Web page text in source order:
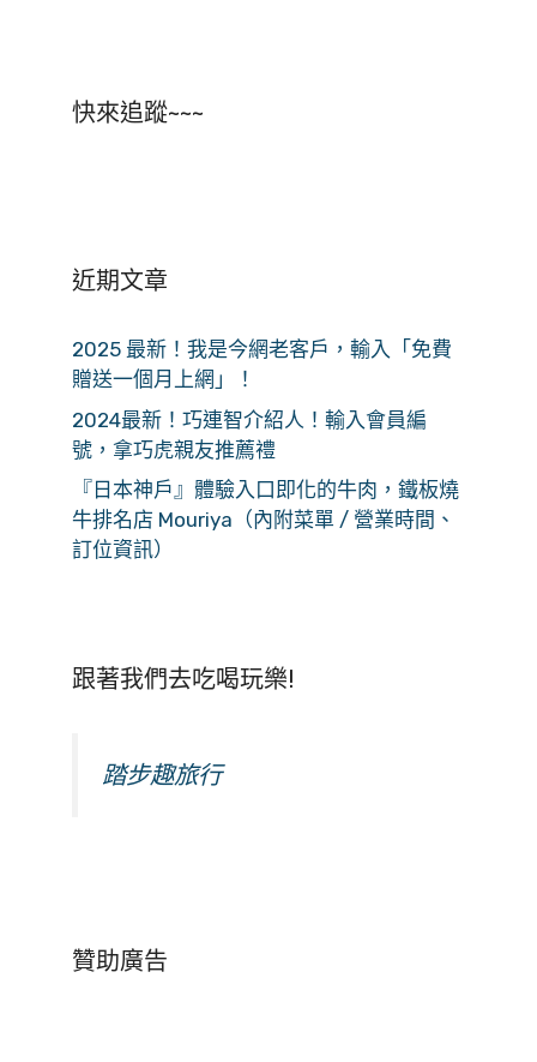
快來追蹤~~~
近期文章
2025 最新！我是今網老客戶，輸入「免費
贈送一個月上網」！
2024最新！巧連智介紹人！輸入會員編
號，拿巧虎親友推薦禮
『日本神戶』體驗入口即化的牛肉，鐵板燒
牛排名店 Mouriya（內附菜單 / 營業時間、
訂位資訊）
跟著我們去吃喝玩樂!
踏步趣旅行
贊助廣告